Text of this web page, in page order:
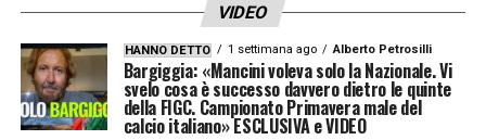
VIDEO
HANNO DETTO 1 settimana ago Alberto Petrosilli
Bargiggia: «Mancini voleva solo la Nazionale. Vi
svelo cosa è successo davvero dietro le quinte
della FIGC. Campionato Primavera male del
calcio italiano» ESCLUSIVA e VIDEO